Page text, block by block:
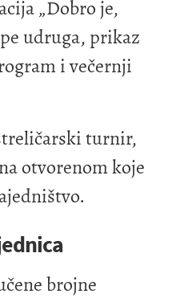
„Dobro je,
udruga, prikaz
i večernji
turnir,
otvorenom koje
brojne